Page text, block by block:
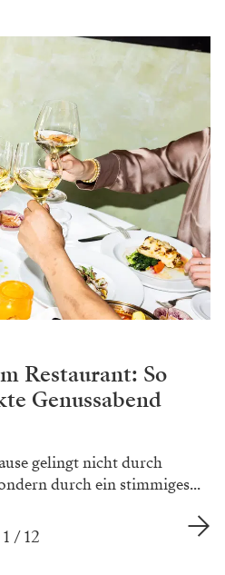
Restaurant: So
Genussabend
gelingt nicht durch
durch ein stimmiges...
1 /12